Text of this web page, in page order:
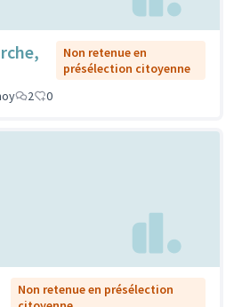
Non retenue en
présélection citoyenne
2 0
Non retenue en présélection